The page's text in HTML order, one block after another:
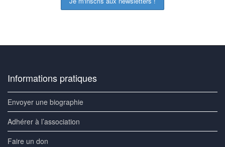
Informations pratiques
Envoyer une biographie
Adhérer à l’association
Faire un don